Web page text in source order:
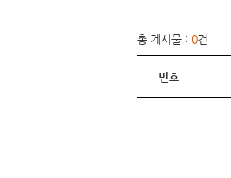
총 게시물 : 0건
번호